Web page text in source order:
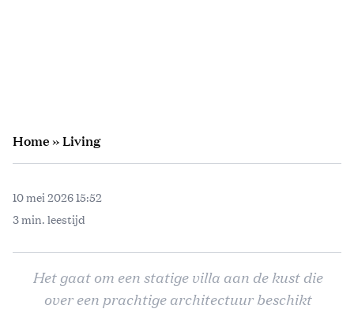
Home»Living
10 mei 2026 15:52
3 min. leestijd
Het gaat om een statige villa aan de kust die
over een prachtige architectuur beschikt